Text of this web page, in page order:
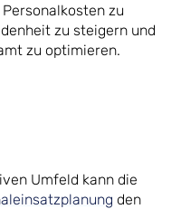
zu
zu steigern und
zu optimieren.
Umfeld kann die
den